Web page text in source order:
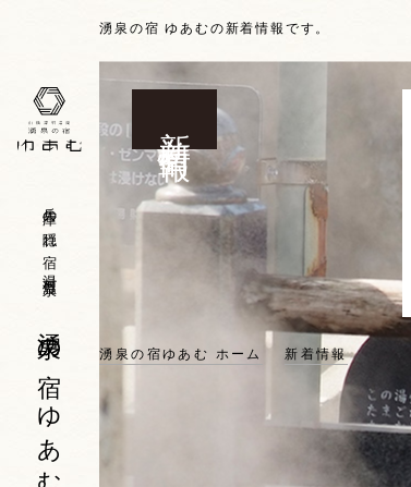
兵庫の隠れ宿 湯村温泉
湧泉の宿 ゆあむ
湧泉の宿 ゆあむの新着情報です。
湧泉の宿ゆあむ ホーム 新着情報 湯
新温泉町（湯村